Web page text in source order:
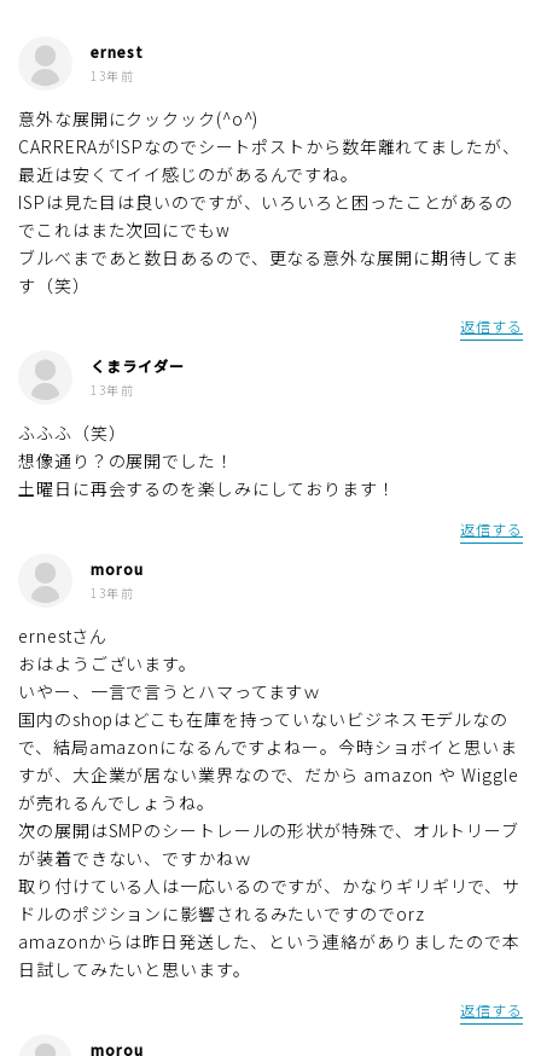
ernest
13年前
意外な展開にクックック(^o^)
CARRERAがISPなのでシートポストから数年離れてましたが、
最近は安くてイイ感じのがあるんですね。
ISPは見た目は良いのですが、いろいろと困ったことがあるの
でこれはまた次回にでもw
ブルべまであと数日あるので、更なる意外な展開に期待してま
す（笑）
返信する
くまライダー
13年前
ふふふ（笑）
想像通り？の展開でした！
土曜日に再会するのを楽しみにしております！
返信する
morou
13年前
ernestさん
おはようございます。
いやー、一言で言うとハマってますｗ
国内のshopはどこも在庫を持っていないビジネスモデルなの
で、結局amazonになるんですよねー。今時ショボイと思いま
すが、大企業が居ない業界なので、だから amazon や Wiggle
が売れるんでしょうね。
次の展開はSMPのシートレールの形状が特殊で、オルトリーブ
が装着できない、ですかねｗ
取り付けている人は一応いるのですが、かなりギリギリで、サ
ドルのポジションに影響されるみたいですのでorz
amazonからは昨日発送した、という連絡がありましたので本
日試してみたいと思います。
返信する
morou